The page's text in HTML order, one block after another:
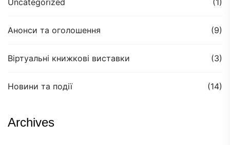
Uncategorized (1)
Анонси та оголошення (9)
Віртуальні книжкові виставки (3)
Новини та події (14)
Archives